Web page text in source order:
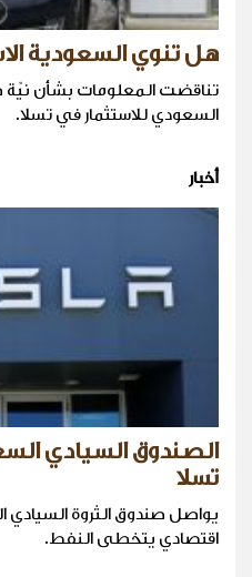
هل تنوي السعودية
تناقضت المعلومات بشأن نيّة
السعودي للاستثمار في تسلا.
أخبار
الصندوق السيادي
تسلا
يواصل صندوق الثروة السيادي
اقتصادي يتخطى النفط.